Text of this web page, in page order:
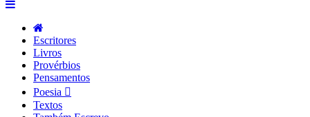
Escritores
Livros
Provérbios
Pensamentos
Poesia
Textos